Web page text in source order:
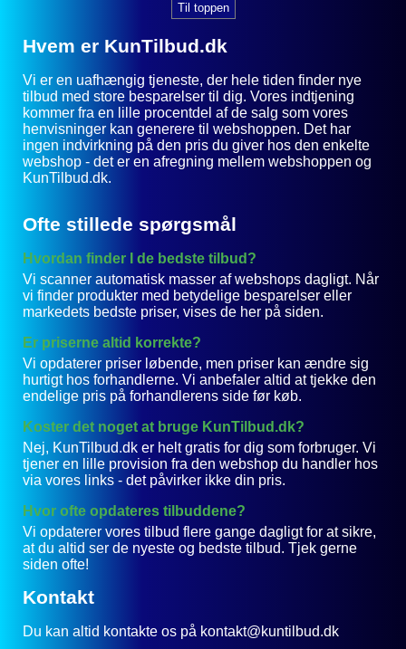
Til toppen
Hvem er KunTilbud.dk
Vi er en uafhængig tjeneste, der hele tiden finder nye
tilbud med store besparelser til dig. Vores indtjening
kommer fra en lille procentdel af de salg som vores
henvisninger kan generere til webshoppen. Det har
ingen indvirkning på den pris du giver hos den enkelte
webshop - det er en afregning mellem webshoppen og
KunTilbud.dk.
Ofte stillede spørgsmål
Hvordan finder I de bedste tilbud?
Vi scanner automatisk masser af webshops dagligt. Når
vi finder produkter med betydelige besparelser eller
markedets bedste priser, vises de her på siden.
Er priserne altid korrekte?
Vi opdaterer priser løbende, men priser kan ændre sig
hurtigt hos forhandlerne. Vi anbefaler altid at tjekke den
endelige pris på forhandlerens side før køb.
Koster det noget at bruge KunTilbud.dk?
Nej, KunTilbud.dk er helt gratis for dig som forbruger. Vi
tjener en lille provision fra den webshop du handler hos
via vores links - det påvirker ikke din pris.
Hvor ofte opdateres tilbuddene?
Vi opdaterer vores tilbud flere gange dagligt for at sikre,
at du altid ser de nyeste og bedste tilbud. Tjek gerne
siden ofte!
Kontakt
Du kan altid kontakte os på kontakt@kuntilbud.dk